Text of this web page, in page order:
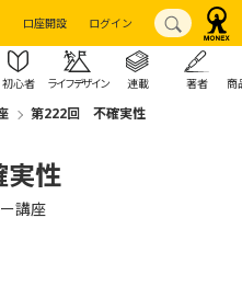
口座開設 ログイン
初心者 ライフデザイン 連載 著者 商
第222回 不確実性
性
講座